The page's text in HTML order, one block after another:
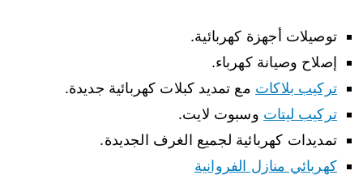
توصيلات أجهزة كهربائية.
إصلاح وصيانة كهرباء.
تركيب بلاكات مع تمديد كبلات كهربائية جديدة.
تركيب ليتات وسبوت لايت.
تمديدات كهربائية لجميع الغرف الجديدة.
كهربائي منازل الفروانية